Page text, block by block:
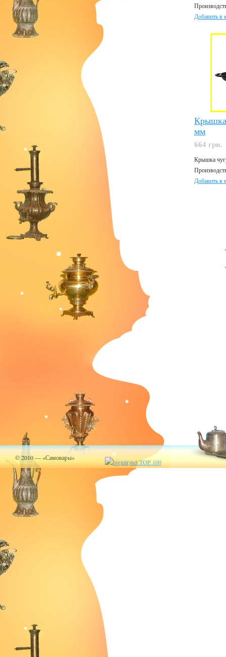
Добавить в
Крышка
мм
664 грн.
Крышка
Добавить в
© 2010 — «Самовары»